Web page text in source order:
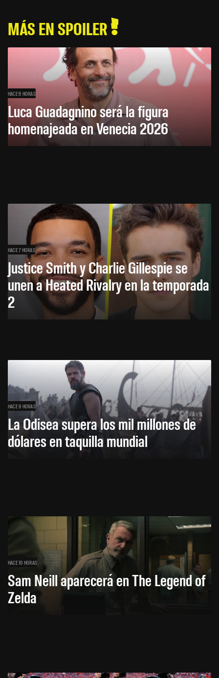
MÁS EN SPOILER
HACE 6 HORAS
Luca Guadagnino será la figura
homenajeada en Venecia 2026
HACE 7 HORAS
Justice Smith y Charlie Gillespie se
unen a Heated Rivalry en la temporada
2
HACE 9 HORAS
La Odisea supera los mil millones de
dólares en taquilla mundial
HACE 10 HORAS
Sam Neill aparecerá en The Legend of
Zelda